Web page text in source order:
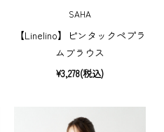
SAHA
【Linelino】ピンタックペプラ
ムブラウス
¥3,278(税込)